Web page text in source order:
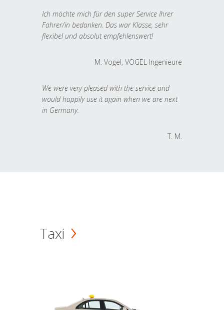
Ich möchte mich für den super Service Ihrer
Fahrer/in bedanken. Das war Klasse, sehr
flexibel und absolut empfehlenswert!
M. Vogel, VOGEL Ingenieure
We were very pleased with the service and
would happily use it again when we are next
in Germany.
T. M.
Taxi